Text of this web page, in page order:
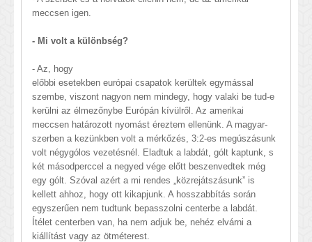
meccsen igen.
- Mi volt a különbség?
- Az, hogy
előbbi esetekben európai csapatok kerültek egymással
szembe, viszont nagyon nem mindegy, hogy valaki be tud-e
kerülni az élmezőnybe Európán kívülről. Az amerikai
meccsen határozott nyomást éreztem ellenünk. A magyar-
szerben a kezünkben volt a mérkőzés, 3:2-es megúszásunk
volt négygólos vezetésnél. Eladtuk a labdát, gólt kaptunk, s
két másodperccel a negyed vége előtt beszenvedtek még
egy gólt. Szóval azért a mi rendes „közrejátszásunk” is
kellett ahhoz, hogy ott kikapjunk. A hosszabbítás során
egyszerűen nem tudtunk bepasszolni centerbe a labdát.
Ítélet centerben van, ha nem adjuk be, nehéz elvárni a
kiállítást vagy az ötméterest.